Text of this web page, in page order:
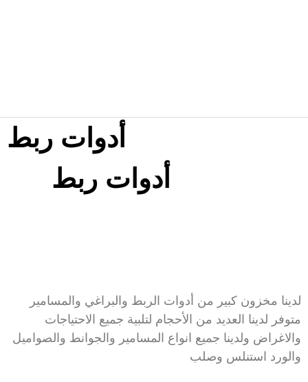
أدوات ربط
أدوات ربط
لدينا مخزون كبير من أدوات الربط والبراغي والمسامير
متوفر لدينا العديد من الأحجام لتلبية جميع الاحتياجات
والاغراض ولدينا جميع انواع المسامير والجوانط والصواميل
والورد استنلس وصلب